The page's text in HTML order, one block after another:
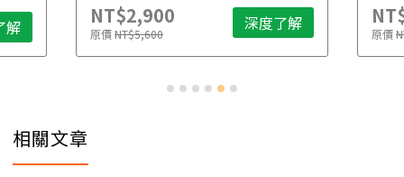
解 NT$2,900
原價NT$5,600 深度了解 原價
相關文章